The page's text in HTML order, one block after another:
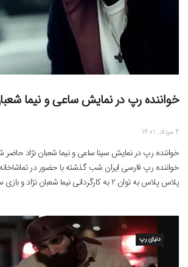
خواننده رپ در نمایش ساعی و نیما
4 مرداد, 1401
خواننده رپ در نمایش سینا ساعی و نیما شعبان نژاد حاضر
خواننده رپ فارسی ایران شب گذشته با حضور در تماشاخانه
پلاس پلاس به توان 2 به کارگردانی نیما شعبان
دنیای رپ